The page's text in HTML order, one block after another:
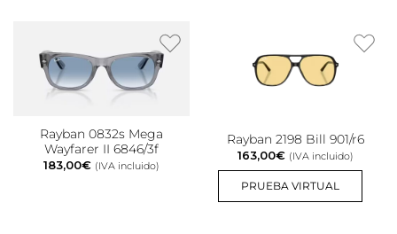
Rayban 0832s Mega
Wayfarer II 6846/3f
183,00€ (IVA incluido)
Rayban 2198 Bill 901/r6
163,00€ (IVA incluido)
PRUEBA VIRTUAL